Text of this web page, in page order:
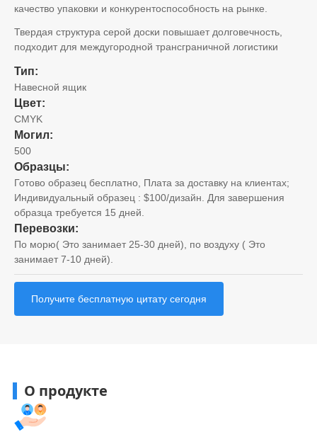
качество упаковки и конкурентоспособность на рынке.
Твердая структура серой доски повышает долговечность,
подходит для междугородной трансграничной логистики
Тип:
Навесной ящик
Цвет:
CMYK
Могил:
500
Образцы:
Готово образец бесплатно, Плата за доставку на клиентах;
Индивидуальный образец : $100/дизайн. Для завершения
образца требуется 15 дней.
Перевозки:
По морю( Это занимает 25-30 дней), по воздуху ( Это
занимает 7-10 дней).
Получите бесплатную цитату сегодня
О продукте